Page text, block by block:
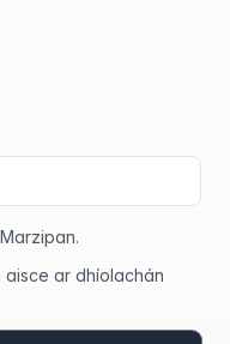
ar dhíolachán